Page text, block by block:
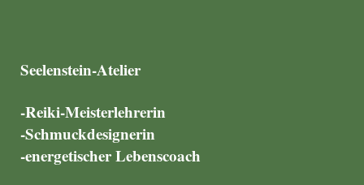
Seelenstein-Atelier
-Reiki-Meisterlehrerin
-Schmuckdesignerin
-energetischer Lebenscoach